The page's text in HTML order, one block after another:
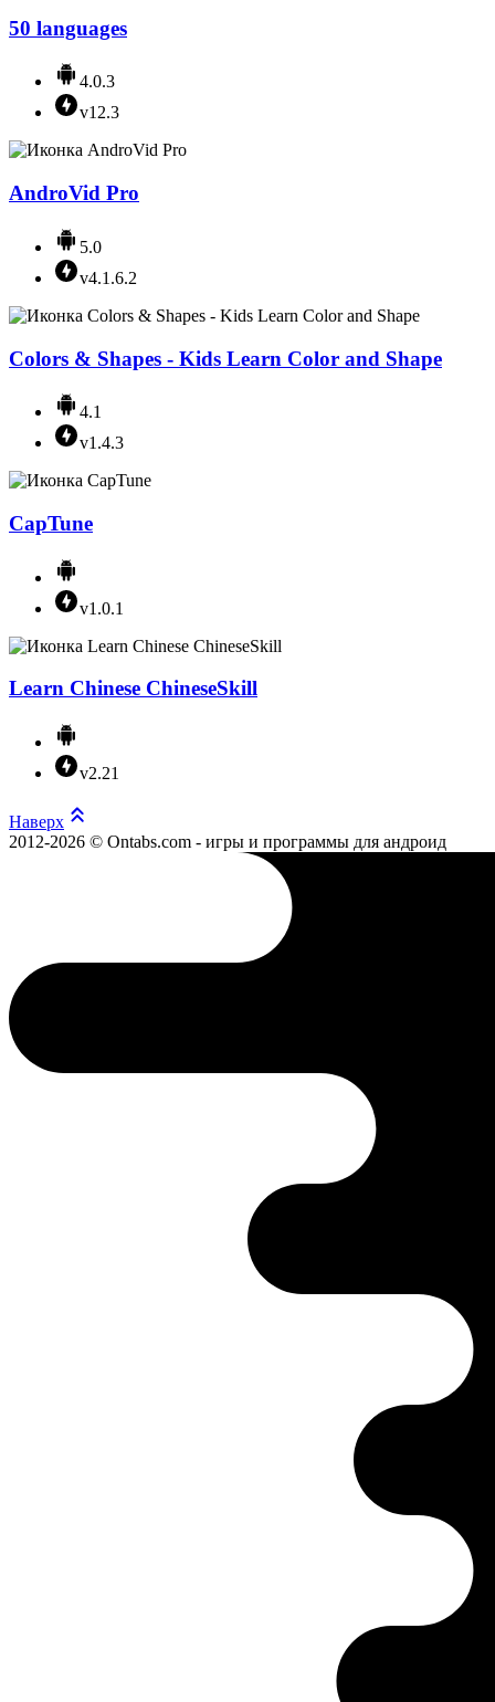
50 languages
4.0.3
v12.3
AndroVid Pro
5.0
v4.1.6.2
Colors & Shapes - Kids Learn Color and Shape
4.1
v1.4.3
CapTune
v1.0.1
Learn Chinese ChineseSkill
v2.21
Наверх
2012-2026 © Ontabs.com - игры и программы для андроид